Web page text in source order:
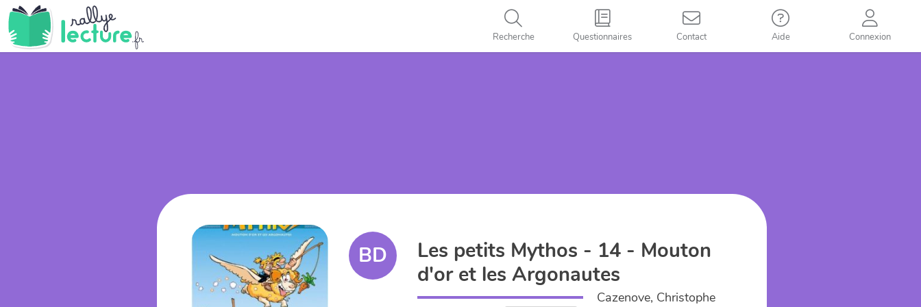
Recherche Questionnaires Contact Aide Connexion
BD
Les petits Mythos - 14 - Mouton
d'or et les Argonautes
Cazenove, Christophe